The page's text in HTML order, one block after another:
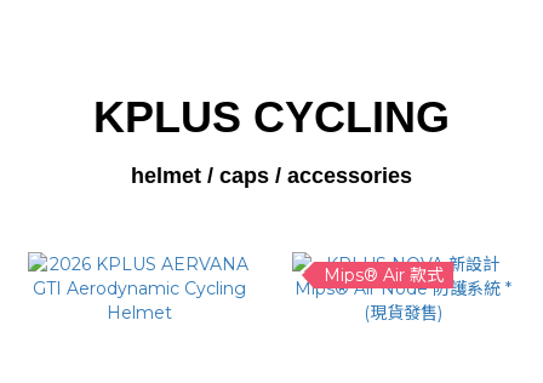
KPLUS CYCLING
helmet / caps / accessories
Mips® Air 款式